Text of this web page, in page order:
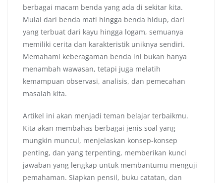
berbagai macam benda yang ada di sekitar kita.
Mulai dari benda mati hingga benda hidup, dari
yang terbuat dari kayu hingga logam, semuanya
memiliki cerita dan karakteristik uniknya sendiri.
Memahami keberagaman benda ini bukan hanya
menambah wawasan, tetapi juga melatih
kemampuan observasi, analisis, dan pemecahan
masalah kita.
Artikel ini akan menjadi teman belajar terbaikmu.
Kita akan membahas berbagai jenis soal yang
mungkin muncul, menjelaskan konsep-konsep
penting, dan yang terpenting, memberikan kunci
jawaban yang lengkap untuk membantumu menguji
pemahaman. Siapkan pensil, buku catatan, dan